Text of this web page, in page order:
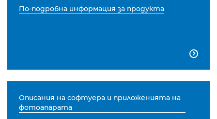
По-подробна информация за продукта

Описания на софтуера и приложенията на
фотоапарата